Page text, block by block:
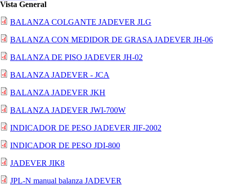
Vista General
BALANZA COLGANTE JADEVER JLG
BALANZA CON MEDIDOR DE GRASA JADEVER JH-06
BALANZA DE PISO JADEVER JH-02
BALANZA JADEVER - JCA
BALANZA JADEVER JKH
BALANZA JADEVER JWI-700W
INDICADOR DE PESO JADEVER JIF-2002
INDICADOR DE PESO JDI-800
JADEVER JIK8
JPL-N manual balanza JADEVER